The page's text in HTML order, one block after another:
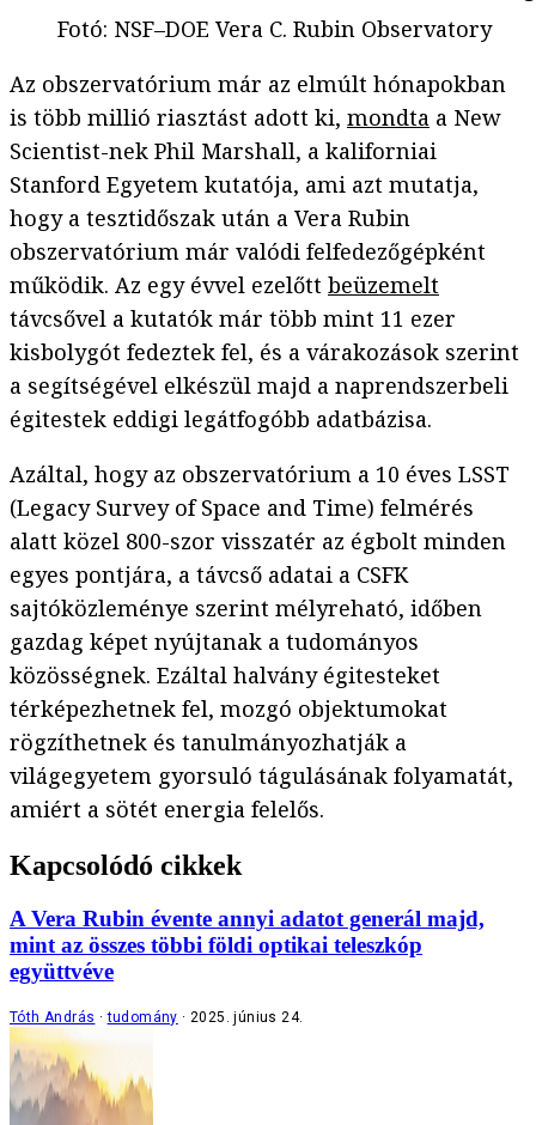
Fotó: NSF–DOE Vera C. Rubin Observatory
Az obszervatórium már az elmúlt hónapokban
is több millió riasztást adott ki, mondta a New
Scientist-nek Phil Marshall, a kaliforniai
Stanford Egyetem kutatója, ami azt mutatja,
hogy a tesztidőszak után a Vera Rubin
obszervatórium már valódi felfedezőgépként
működik. Az egy évvel ezelőtt beüzemelt
távcsővel a kutatók már több mint 11 ezer
kisbolygót fedeztek fel, és a várakozások szerint
a segítségével elkészül majd a naprendszerbeli
égitestek eddigi legátfogóbb adatbázisa.
Azáltal, hogy az obszervatórium a 10 éves LSST
(Legacy Survey of Space and Time) felmérés
alatt közel 800-szor visszatér az égbolt minden
egyes pontjára, a távcső adatai a CSFK
sajtóközleménye szerint mélyreható, időben
gazdag képet nyújtanak a tudományos
közösségnek. Ezáltal halvány égitesteket
térképezhetnek fel, mozgó objektumokat
rögzíthetnek és tanulmányozhatják a
világegyetem gyorsuló tágulásának folyamatát,
amiért a sötét energia felelős.
Kapcsolódó cikkek
A Vera Rubin évente annyi adatot generál majd,
mint az összes többi földi optikai teleszkóp
együttvéve
Tóth András tudomány 2025. június 24.